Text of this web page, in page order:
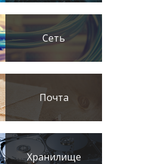
Сеть
Почта
Хранилище